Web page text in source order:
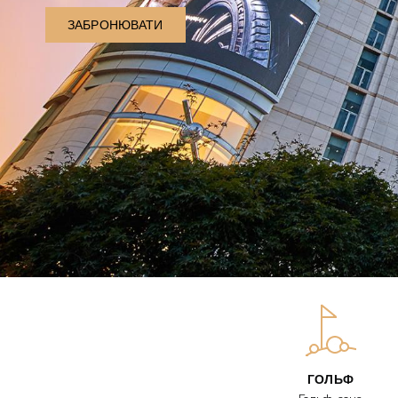
ЗАБРОНЮВАТИ
ГОЛЬФ